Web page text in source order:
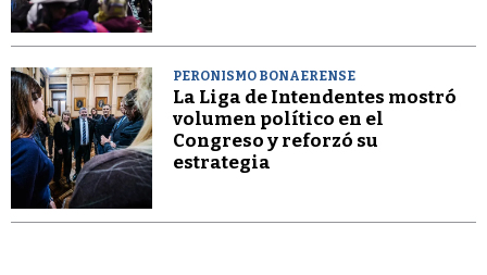
PERONISMO BONAERENSE
La Liga de Intendentes mostró
volumen político en el
Congreso y reforzó su
estrategia